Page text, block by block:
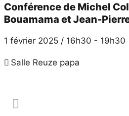
Conférence de Michel
Bouamama et Jean-
1 février 2025 / 16h30 - 19h30
Salle Reuze papa